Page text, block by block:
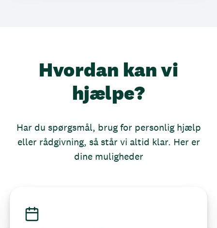
Hvordan kan vi
hjælpe?
Har du spørgsmål, brug for personlig hjælp
eller rådgivning, så står vi altid klar. Her er
dine muligheder